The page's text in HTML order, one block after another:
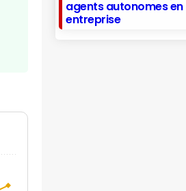
agents autonomes en
entreprise